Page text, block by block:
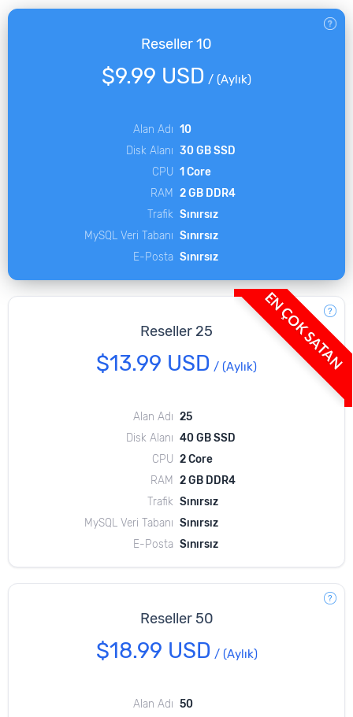
Reseller 10
$9.99 USD / (Aylık)
Alan Adı 10
Disk Alanı 30 GB SSD
CPU 1 Core
RAM
2 GB DDR4
Trafik Sınırsız
MySQL Veri Tabanı Sınırsız
E-Posta Sınırsız
EN ÇOK SATAN
Reseller 25
$13.99 USD / (Aylık)
Alan Adı 25
Disk Alanı 40 GB SSD
CPU 2 Core
RAM
2 GB DDR4
Trafik Sınırsız
MySQL Veri Tabanı Sınırsız
E-Posta Sınırsız
Reseller 50
$18.99 USD / (Aylık)
Alan Adı 50